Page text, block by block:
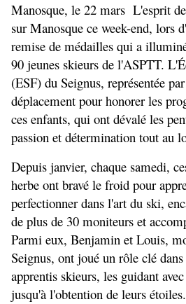
Manosque, le 22 mars  L'esprit
sur Manosque ce week-end, lors
remise de médailles qui a
90 jeunes skieurs de l'ASPTT.
(ESF) du Seignus, représentée
déplacement pour honorer les
ces enfants, qui ont dévalé les
passion et détermination tout au
Depuis janvier, chaque samedi,
herbe ont bravé le froid pour
perfectionner dans l'art du ski,
de plus de 30 moniteurs et
Parmi eux, Benjamin et Louis,
Seignus, ont joué un rôle clé
apprentis skieurs, les guidant
jusqu'à l'obtention de leurs étoiles.